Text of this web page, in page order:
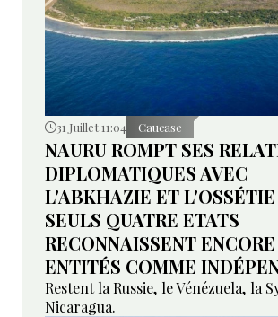
31 Juillet 11:04 Caucase
NAURU ROMPT SES
DIPLOMATIQUES AVEC
L'ABKHAZIE ET L'OSSÉTIE
SEULS QUATRE ETATS
RECONNAISSENT
ENTITÉS COMME
Restent la Russie, le Vénézuela, la
Nicaragua.